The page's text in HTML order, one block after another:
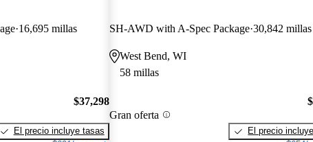
16,695 millas
$37,298
El precio incluye tasas
SH-AWD with A-Spec Package 30,842 millas
West Bend, WI
58 millas
Gran oferta
El precio